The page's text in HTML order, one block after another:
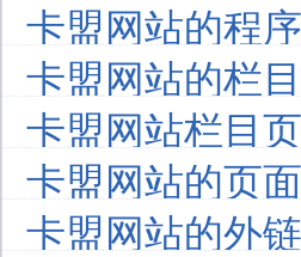
卡盟网站的程
卡盟网站的栏
卡盟网站栏目
卡盟网站的页
卡盟网站的外